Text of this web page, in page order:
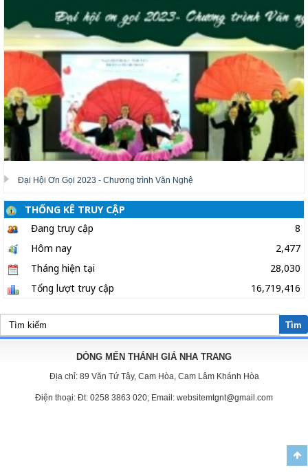
Đại Hội Ơn Gọi 2023 - Chương trình Văn Nghệ
THỐNG KÊ TRUY CẬP
Đang truy cập
8
Hôm nay
2,477
Tháng hiện tại
28,030
Tổng lượt truy cập
16,719,416
Tìm
DÒNG MẾN THÁNH GIÁ NHA TRANG
Địa chỉ: 89 Văn Tứ Tây, Cam Hòa, Cam Lâm Khánh Hòa
Điện thoại: Đt: 0258 3863 020; Email: websitemtgnt@gmail.com